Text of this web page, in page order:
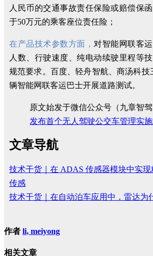
人民币的交通事故责任保险或赔偿保
于50万元的乘客座位责任险；
在产品技术参数方面， 对智能网联客
人数、行驶速度、纯电动续驶里程等
规范要求。百度、轻舟智航、商汤科技
辆智能网联客运巴士开展道路测试。
原文始发于微信公众号（九章智驾
发布首个无人驾驶公交车管理实施
文章导航
技术干货｜在 ADAS 传感器模块中实
传感
技术干货｜在自动泊车应用中，雷达为
作者 li, meiyong
相关文章